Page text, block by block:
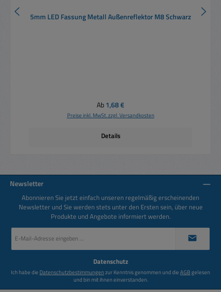
5mm LED Fassung Metall Außenreflektor M8 Schwarz
Regulärer Preis:
Ab1,68 €
Preise inkl. MwSt. zzgl. Versandkosten
Details
Newsletter
Abonnieren Sie jetzt einfach unseren regelmäßig erscheinenden
Newsletter und Sie werden stets unter den Ersten sein, über neue
Produkte und Angebote informiert werden.
Mail-
Datenschutz
Ich habe die Datenschutzbestimmungenzur Kenntnis genommen und dieAGBgelesen
und bin mit ihnen einverstanden.